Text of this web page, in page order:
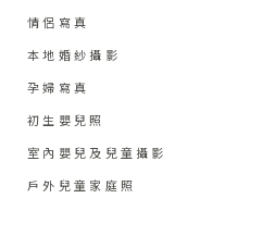
情侶寫真
本地婚紗攝影
孕婦寫真
初生嬰兒照
室內嬰兒及兒童攝影
戶外兒童家庭照